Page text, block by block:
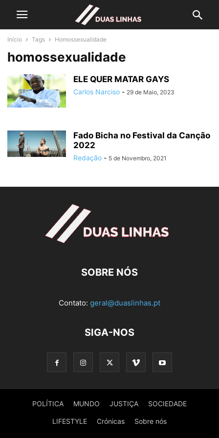
Início Tags Homossexualidade
homossexualidade
ELE QUER MATAR GAYS
Carlos Narciso - 29 de Maio, 2023
Fado Bicha no Festival da Canção
2022
Redação - 5 de Novembro, 2021
SOBRE NÓS
Contato: geral@duaslinhas.pt
SIGA-NOS
POLÍTICA MUNDO JUSTIÇA SOCIEDADE
LIFESTYLE Crónicas Sobre nós